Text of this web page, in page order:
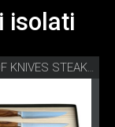
isolati